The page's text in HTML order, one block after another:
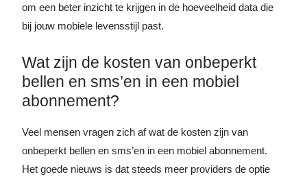
om een beter inzicht te krijgen in de hoeveelheid data die
bij jouw mobiele levensstijl past.
Wat zijn de kosten van onbeperkt
bellen en sms’en in een mobiel
abonnement?
Veel mensen vragen zich af wat de kosten zijn van
onbeperkt bellen en sms’en in een mobiel abonnement.
Het goede nieuws is dat steeds meer providers de optie